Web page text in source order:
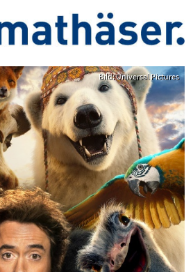
Bild: Universal Pictures